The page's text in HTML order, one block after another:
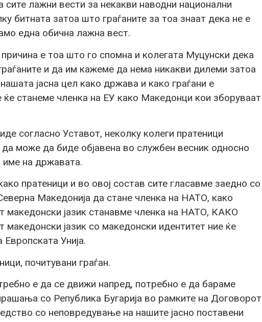
сите лажни вести за некакви наводни национални
битната затоа што граѓаните за тоа знаат дека не е
една обична лажна вест.
е тоа што го спомна и колегата Муцунски дека
и да им кажеме да нема никакви дилеми затоа
јасна цел како држава и како граѓани е
ќе станеме членка на ЕУ како Македонци кои зборуваат
согласно Уставот, неколку колеги пратеници
може да биде објавена во службен весник односно
име на државата.
пратеници и во овој состав сите гласавме заедно со
Македонија да стане членка на НАТО, како
македонски јазик станавме членка на НАТО, КАКО
јазик со македонски идентитет ние ќе
Европската Унија.
почитувани граѓан.
е да се движи напред, потребно е да бараме
со Република Бугарија во рамките на Договорот
со неповредување на нашите јасно поставени